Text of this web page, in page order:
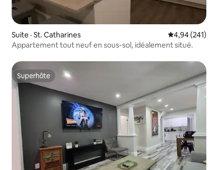
Suite · St. Catharines Note
4,94 (241)
Appartement tout neuf en sous-sol, idéalement situé.
Superhôte
Superhôte